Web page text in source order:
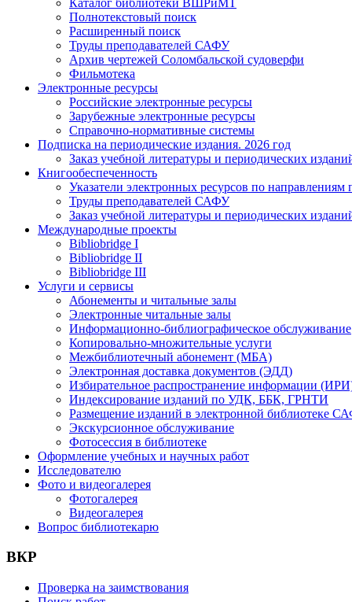
Полнотекстовый поиск
Расширенный поиск
Труды преподавателей САФУ
Архив чертежей Соломбальской судоверфи
Фильмотека
Электронные ресурсы
Российские электронные ресурсы
Зарубежные электронные ресурсы
Справочно-нормативные системы
Подписка на периодические издания. 2026 год
Заказ учебной литературы и периодических
Книгообеспеченность
Указатели электронных ресурсов по направлениям
Труды преподавателей САФУ
Заказ учебной литературы и периодических
Международные проекты
Bibliobridge I
Bibliobridge II
Bibliobridge III
Услуги и сервисы
Абонементы и читальные залы
Электронные читальные залы
Информационно-библиографическое обслуживание
Копировально-множительные услуги
Межбиблиотечный абонемент (МБА)
Электронная доставка документов (ЭДД)
Избирательное распространение информации
Индексирование изданий по УДК, ББК, ГРНТИ
Размещение изданий в электронной библиотеке
Экскурсионное обслуживание
Фотосессия в библиотеке
Оформление учебных и научных работ
Исследователю
Фото и видеогалерея
Фотогалерея
Видеогалерея
Вопрос библиотекарю
ВКР
Проверка на заимствования